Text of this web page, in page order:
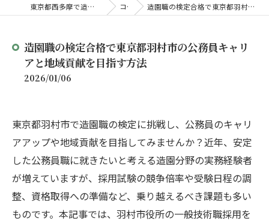
東京都西多摩で造園の求人なら株式会社優心植木 コラム 造園職の検定合格で東京都羽村市の公務員キャリアと地域貢献を目指す方法
造園職の検定合格で東京都羽村市の公務員キャリ
アと地域貢献を目指す方法
2026/01/06
東京都羽村市で造園職の検定に挑戦し、公務員のキャリ
アアップや地域貢献を目指してみませんか？近年、安定
した公務員職に就きたいと考える造園分野の実務経験者
が増えていますが、採用試験の競争倍率や受験日程の調
整、資格取得への準備など、乗り越えるべき課題も多い
ものです。本記事では、羽村市役所の一般技術職採用を